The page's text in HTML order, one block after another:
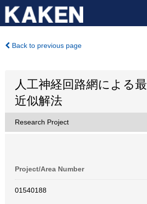
Back to previous page
人工神経回路網による
近似解法
Research Project
Project/Area Number
01540188